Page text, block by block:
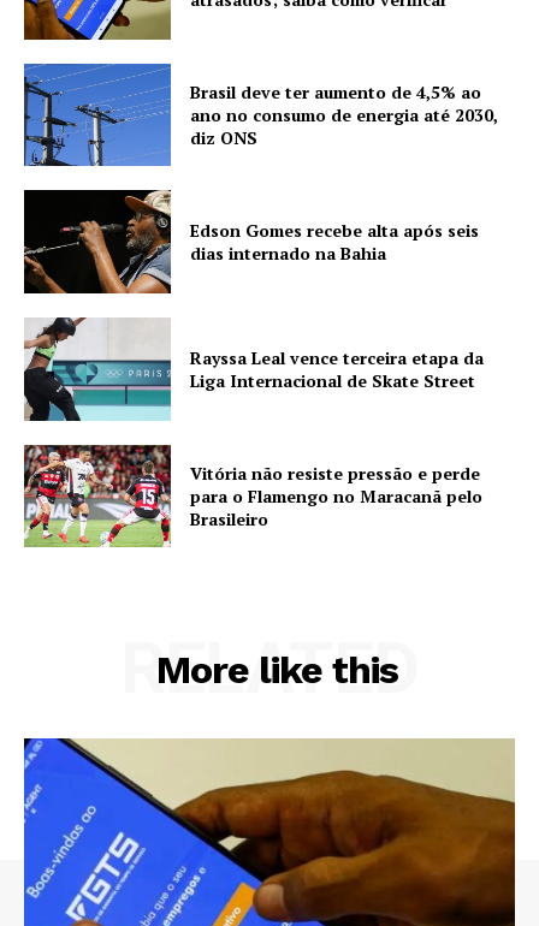
Brasil deve ter aumento de 4,5% ao
ano no consumo de energia até 2030,
diz ONS
Edson Gomes recebe alta após seis
dias internado na Bahia
Rayssa Leal vence terceira etapa da
Liga Internacional de Skate Street
Vitória não resiste pressão e perde
para o Flamengo no Maracanã pelo
Brasileiro
More like this
RELATED